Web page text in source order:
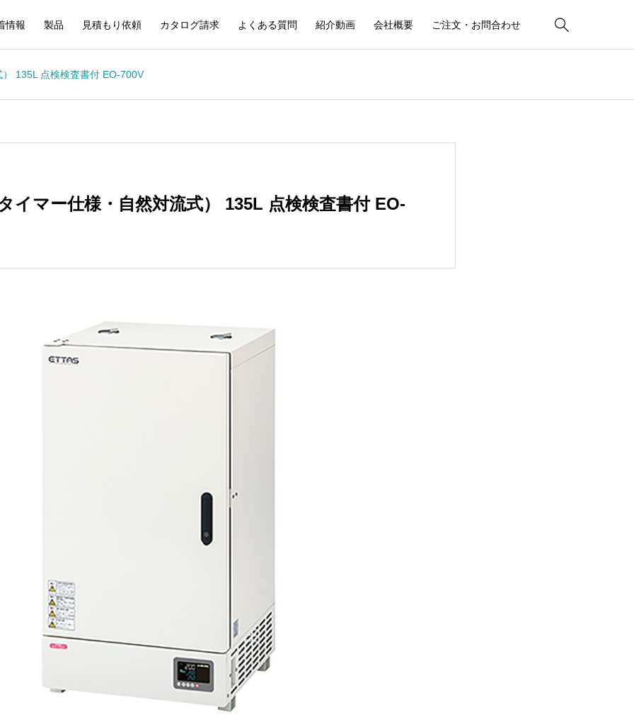
情報 製品 見積もり依頼 カタログ請求 よくある質問 紹介動画 会社概要 ご注文・お問合わせ 
135L 点検検査書付 EO-700V
イマー仕様・自然対流式） 135L 点検検査書付 EO-